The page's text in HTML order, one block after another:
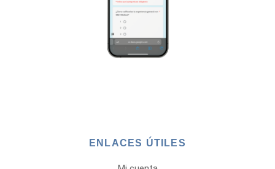
ENLACES ÚTILES